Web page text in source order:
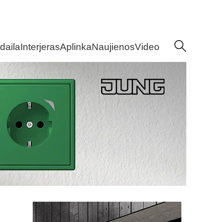
InterjerasAplinkaNaujienosVideo